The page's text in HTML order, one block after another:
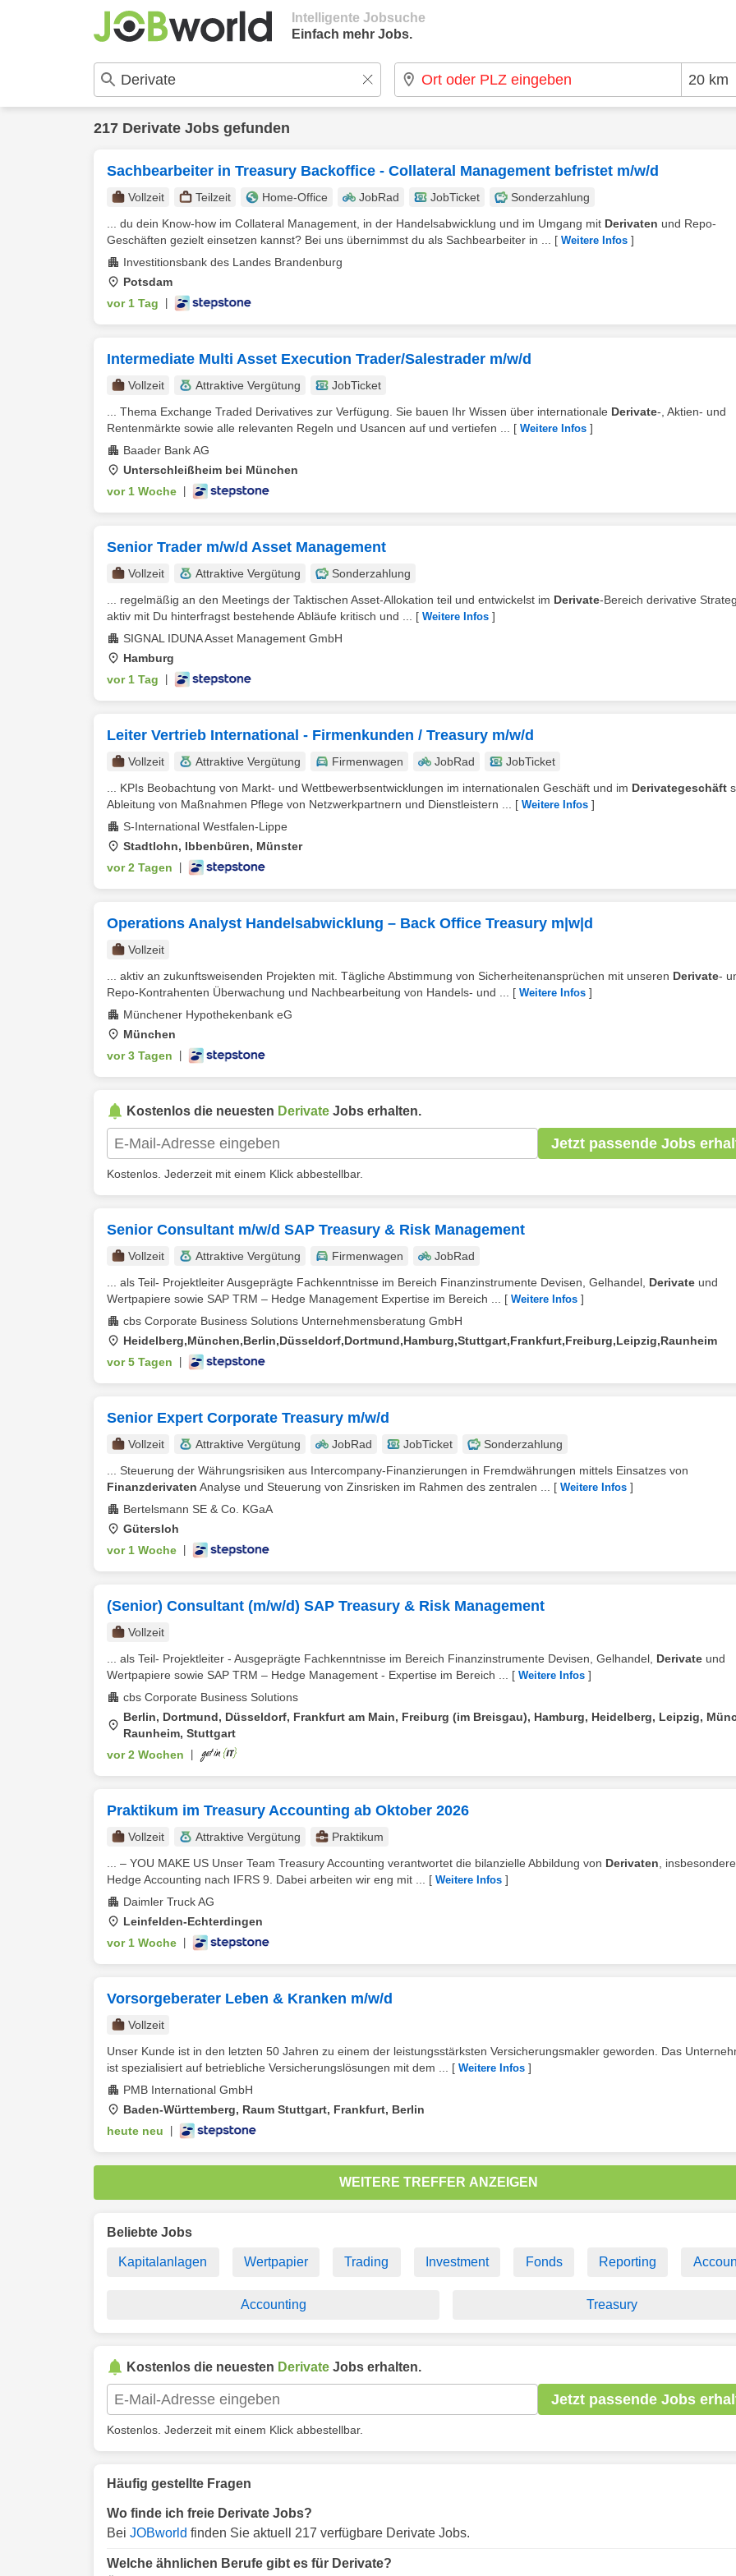
Intelligente Jobsuche
Einfach mehr Jobs.
217 Derivate Jobs gefunden
Sachbearbeiter in Treasury Backoffice - Collateral Management befristet m/w/d
Vollzeit Teilzeit Home-Office JobRad JobTicket
Sonderzahlung
... du dein Know-how im Collateral Management, in der Handelsabwicklung und im Umgang mit Derivaten und Repo-
Geschäften gezielt einsetzen kannst? Bei uns übernimmst du als Sachbearbeiter in ...
[ Weitere Infos ]
Investitionsbank des Landes Brandenburg
Potsdam
vor 1 Tag
Intermediate Multi Asset Execution Trader/Salestrader m/w/d
Vollzeit Attraktive Vergütung
JobTicket
... Thema Exchange Traded Derivatives zur Verfügung. Sie bauen Ihr Wissen über internationale Derivate-, Aktien- und
Rentenmärkte sowie alle relevanten Regeln und Usancen auf und vertiefen ...
[ Weitere Infos ]
Baader Bank AG
Unterschleißheim bei München
vor 1 Woche
Senior Trader m/w/d Asset Management
Vollzeit Attraktive Vergütung
Sonderzahlung
... regelmäßig an den Meetings der Taktischen Asset-Allokation teil und entwickelst im Derivate-Bereich derivative
aktiv mit Du hinterfragst bestehende Abläufe kritisch und ...
[ Weitere Infos ]
SIGNAL IDUNA Asset Management GmbH
Hamburg
vor 1 Tag
Leiter Vertrieb International - Firmenkunden / Treasury m/w/d
Vollzeit Attraktive Vergütung Firmenwagen JobRad
JobTicket
... KPIs Beobachtung von Markt- und Wettbewerbsentwicklungen im internationalen Geschäft und im Derivategeschäft
Ableitung von Maßnahmen Pflege von Netzwerkpartnern und Dienstleistern ...
[ Weitere Infos ]
S-International Westfalen-Lippe
Stadtlohn, Ibbenbüren, Münster
vor 2 Tagen
Operations Analyst Handelsabwicklung – Back Office Treasury m|w|d
Vollzeit
... aktiv an zukunftsweisenden Projekten mit. Tägliche Abstimmung von Sicherheitenansprüchen mit unseren Derivate-
Repo-Kontrahenten Überwachung und Nachbearbeitung von Handels- und ...
[ Weitere Infos ]
Münchener Hypothekenbank eG
München
vor 3 Tagen
Kostenlos die neuesten Derivate Jobs erhalten.
Jetzt passende Jobs
Kostenlos. Jederzeit mit einem Klick abbestellbar.
Senior Consultant m/w/d SAP Treasury & Risk Management
Vollzeit Attraktive Vergütung Firmenwagen
JobRad
... als Teil- Projektleiter Ausgeprägte Fachkenntnisse im Bereich Finanzinstrumente Devisen, Gelhandel, Derivate und
Wertpapiere sowie SAP TRM – Hedge Management Expertise im Bereich ...
[ Weitere Infos ]
cbs Corporate Business Solutions Unternehmensberatung GmbH
Heidelberg,München,Berlin,Düsseldorf,Dortmund,Hamburg,Stuttgart,Frankfurt,Freiburg,Leipzig,Raunheim
vor 5 Tagen
Senior Expert Corporate Treasury m/w/d
Vollzeit Attraktive Vergütung JobRad JobTicket
Sonderzahlung
... Steuerung der Währungsrisiken aus Intercompany-Finanzierungen in Fremdwährungen mittels Einsatzes von
Finanzderivaten Analyse und Steuerung von Zinsrisken im Rahmen des zentralen ... [ Weitere Infos ]
Bertelsmann SE & Co. KGaA
Gütersloh
vor 1 Woche
(Senior) Consultant (m/w/d) SAP Treasury & Risk Management
Vollzeit
... als Teil- Projektleiter - Ausgeprägte Fachkenntnisse im Bereich Finanzinstrumente Devisen, Gelhandel, Derivate und
Wertpapiere sowie SAP TRM – Hedge Management - Expertise im Bereich ...
[ Weitere Infos ]
cbs Corporate Business Solutions
Berlin, Dortmund, Düsseldorf, Frankfurt am Main, Freiburg (im Breisgau), Hamburg, Heidelberg, Leipzig,
Raunheim, Stuttgart
vor 2 Wochen
Praktikum im Treasury Accounting ab Oktober 2026
Vollzeit Attraktive Vergütung
Praktikum
... – YOU MAKE US Unser Team Treasury Accounting verantwortet die bilanzielle Abbildung von Derivaten ,
Hedge Accounting nach IFRS 9. Dabei arbeiten wir eng mit ...
[ Weitere Infos ]
Daimler Truck AG
Leinfelden-Echterdingen
vor 1 Woche
Vorsorgeberater Leben & Kranken m/w/d
Vollzeit
Unser Kunde ist in den letzten 50 Jahren zu einem der leistungsstärksten Versicherungsmakler geworden. Das
ist spezialisiert auf betriebliche Versicherungslösungen mit dem ...
[ Weitere Infos ]
PMB International GmbH
Baden-Württemberg, Raum Stuttgart, Frankfurt, Berlin
heute neu
WEITERE TREFFER ANZEIGEN
Beliebte Jobs
Kapitalanlagen Wertpapier Trading Investment Fonds Reporting
Accounting Treasury
Kostenlos die neuesten Derivate Jobs erhalten.
Jetzt passende Jobs
Kostenlos. Jederzeit mit einem Klick abbestellbar.
Häufig gestellte Fragen
Wo finde ich freie Derivate Jobs?
Bei JOBworld finden Sie aktuell 217 verfügbare Derivate Jobs.
Welche ähnlichen Berufe gibt es für Derivate?